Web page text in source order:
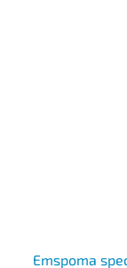
Emspoma